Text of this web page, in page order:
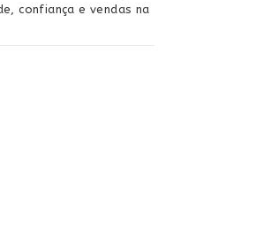
confiança e vendas na